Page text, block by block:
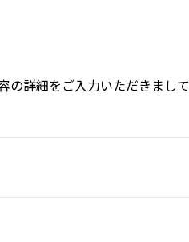
詳細をご入力いただきまし